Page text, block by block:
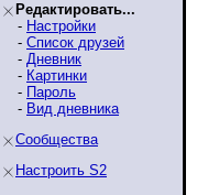
Редактировать...
- Настройки
- Список друзей
- Дневник
- Картинки
- Пароль
- Вид дневника
Сообщества
Настроить S2